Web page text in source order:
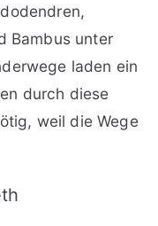
Bambus unter
laden ein
durch diese
weil die Wege